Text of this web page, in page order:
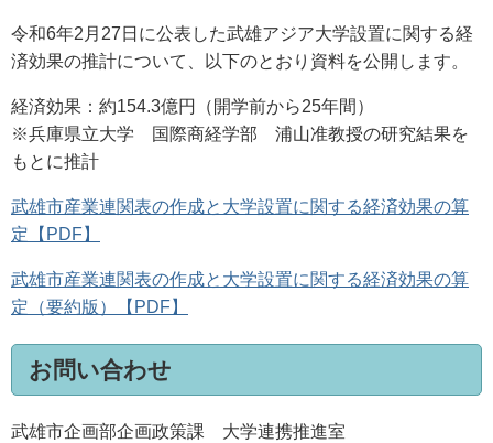
令和6年2月27日に公表した武雄アジア大学設置に関する経
済効果の推計について、以下のとおり資料を公開します。
経済効果：約154.3億円（開学前から25年間）
※兵庫県立大学 国際商経学部 浦山准教授の研究結果を
もとに推計
武雄市産業連関表の作成と大学設置に関する経済効果の算
定【PDF】
武雄市産業連関表の作成と大学設置に関する経済効果の算
定（要約版）【PDF】
お問い合わせ
武雄市企画部企画政策課 大学連携推進室